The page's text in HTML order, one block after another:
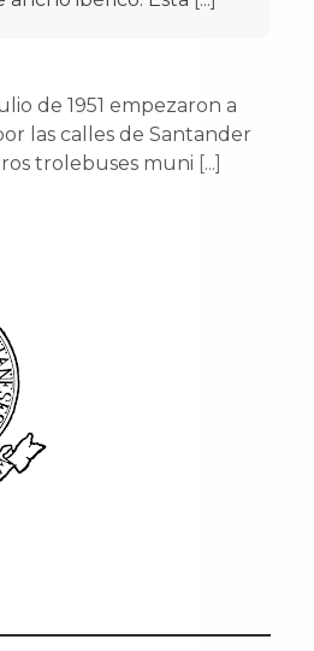
de 1951 empezaron a
las calles de Santander
trolebuses muni [...]